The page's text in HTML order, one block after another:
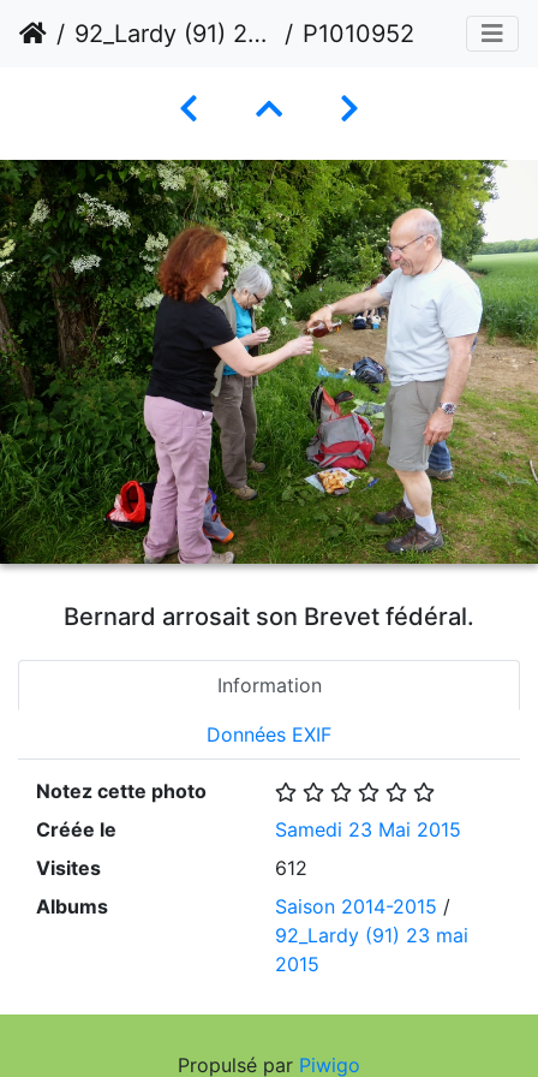
92_Lardy (91) 23 mai 2015 P1010952
Bernard arrosait son Brevet fédéral.
Information
Données EXIF
Notez cette photo
Créée le
Samedi 23 Mai 2015
Visites
612
Albums
Saison 2014-2015 /
92_Lardy (91) 23 mai
2015
Propulsé par Piwigo